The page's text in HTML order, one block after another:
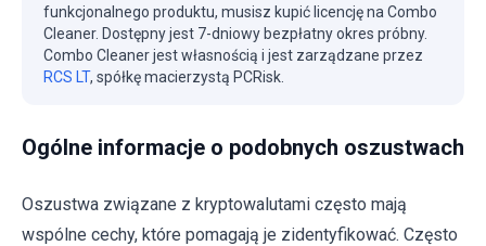
funkcjonalnego produktu, musisz kupić licencję na Combo
Cleaner. Dostępny jest 7-dniowy bezpłatny okres próbny.
Combo Cleaner jest własnością i jest zarządzane przez
RCS LT, spółkę macierzystą PCRisk.
Ogólne informacje o podobnych oszustwach
Oszustwa związane z kryptowalutami często mają
wspólne cechy, które pomagają je zidentyfikować. Często